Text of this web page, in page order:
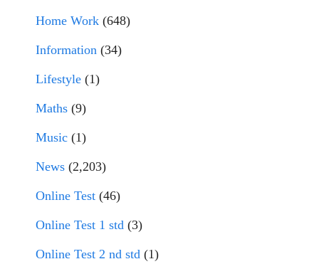
Home Work (648)
Information (34)
Lifestyle (1)
Maths (9)
Music (1)
News (2,203)
Online Test (46)
Online Test 1 std (3)
Online Test 2 nd std (1)